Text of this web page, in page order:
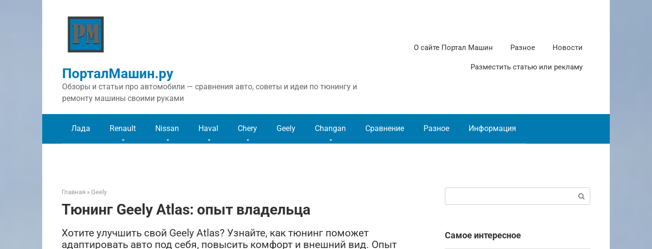
ПорталМашин.ру
Обзоры и статьи про автомобили — сравнения авто, советы и идеи по тюнингу и
ремонту машины своими руками
О сайте Портал Машин Разное Новости
Разместить статью или рекламу
Лада Renault Nissan Haval Chery Geely Changan Сравнение Разное Информация
Главная » Geely
Тюнинг Geely Atlas: опыт владельца
Хотите улучшить свой Geely Atlas? Узнайте, как тюнинг поможет
адаптировать авто под себя, повысить комфорт и внешний вид. Опыт
Самое интересное